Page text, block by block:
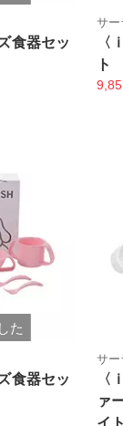
食器セッ
サー
〈
ト
た
食器セッ
サー
〈
ァ
イト